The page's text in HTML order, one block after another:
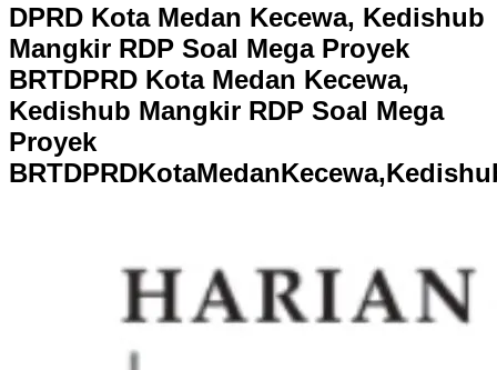
DPRD Kota Medan Kecewa, Kedishub
Mangkir RDP Soal Mega Proyek
BRTDPRD Kota Medan Kecewa,
Kedishub Mangkir RDP Soal Mega
Proyek
BRTDPRDKotaMedanKecewa,Kedishu